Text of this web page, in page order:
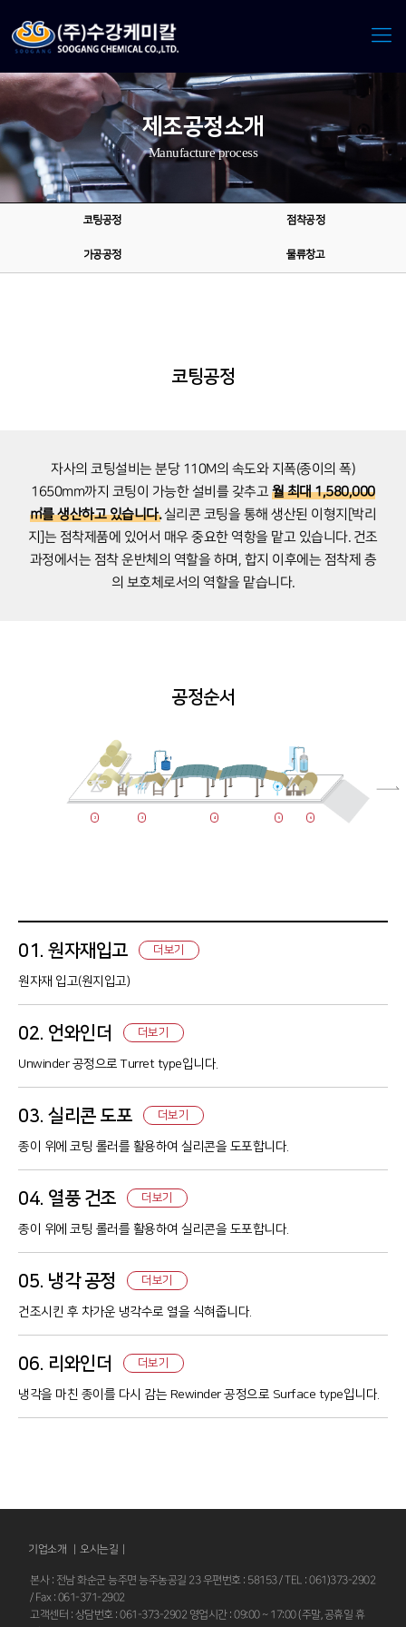
제조공정소개
Manufacture process
코팅공정 점착공정
가공공정 물류창고
코팅공정
자사의 코팅설비는 분당 110M의 속도와 지폭(종이의 폭)
1650mm까지 코팅이 가능한 설비를 갖추고월 최대1,580,000
㎡를 생산하고 있습니다.실리콘 코팅을 통해 생산된 이형지[박리
지]는 점착제품에 있어서 매우 중요한 역항을 맡고 있습니다.건조
과정에서는 점착 운반체의 역할을 하며, 합지 이후에는 점착제 층
의 보호체로서의 역할을 맡습니다.
공정순서
4
2 5
3 6
01. 원자재입고 더보기
원자재 입고(원지입고)
02. 언와인더 더보기
Unwinder 공정으로 Turret type입니다.
03. 실리콘 도포 더보기
종이 위에 코팅 롤러를 활용하여 실리콘을 도포합니다.
04. 열풍 건조 더보기
종이 위에 코팅 롤러를 활용하여 실리콘을 도포합니다.
05. 냉각 공정 더보기
건조시킨 후 차가운 냉각수로 열을 식혀줍니다.
06. 리와인더 더보기
냉각을 마친 종이를 다시 감는 Rewinder 공정으로 Surface type입니다.
기업소개 | 오시는길
본사 : 전남 화순군 능주면 능주농공길 23 우편번호 : 58153 / TEL : 061)373-2902
/ Fax : 061-371-2902
고객센터 : 상담번호 : 061-373-2902 영업시간 : 09:00 ~ 17:00 (주말, 공휴일 휴